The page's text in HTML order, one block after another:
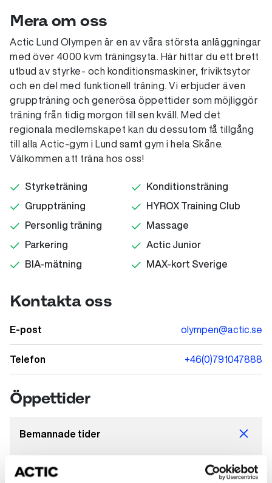
Mera om oss
Actic Lund Olympen är en av våra största anläggningar
med över 4000 kvm träningsyta. Här hittar du ett brett
utbud av styrke- och konditionsmaskiner, friviktsytor
och en del med funktionell träning. Vi erbjuder även
gruppträning och generösa öppettider som möjliggör
träning från tidig morgon till sen kväll. Med det
regionala medlemskapet kan du dessutom få tillgång
till alla Actic-gym i Lund samt gym i hela Skåne.
Välkommen att träna hos oss!
Styrketräning
Konditionsträning
Gruppträning
HYROX Training Club
Personlig träning
Massage
Parkering
Actic Junior
BIA-mätning
MAX-kort Sverige
Kontakta oss
E-post olympen@actic.se
Telefon +46(0)791047888
Öppettider
Bemannade tider